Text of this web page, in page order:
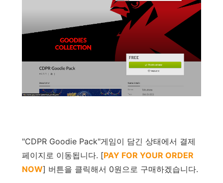
"CDPR Goodie Pack"게임이 담긴 상태에서 결제
페이지로 이동됩니다. [PAY FOR YOUR ORDER
NOW] 버튼을 클릭해서 0원으로 구매하겠습니다.